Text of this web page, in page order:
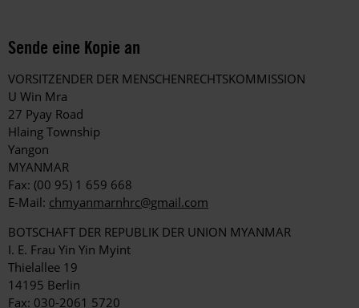
Sende eine Kopie an
VORSITZENDER DER MENSCHENRECHTSKOMMISSION
U Win Mra
27 Pyay Road
Hlaing Township
Yangon
MYANMAR
Fax: (00 95) 1 659 668
E-Mail: chmyanmarnhrc@gmail.com
BOTSCHAFT DER REPUBLIK DER UNION MYANMAR
I. E. Frau Yin Yin Myint
Thielallee 19
14195 Berlin
Fax: 030-2061 5720